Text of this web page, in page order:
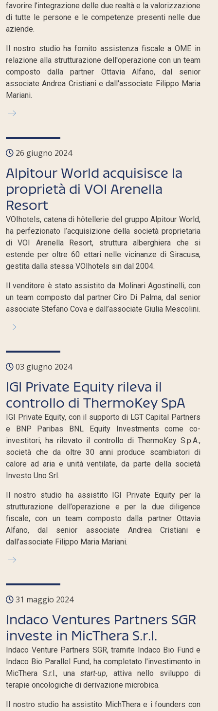
favorire l’integrazione delle due realtà e la valorizzazione
di tutte le persone e le competenze presenti nelle due
aziende.
Il nostro studio ha fornito assistenza fiscale a OME in
relazione alla strutturazione dell'operazione con un team
composto dalla partner Ottavia Alfano, dal senior
associate Andrea Cristiani e dall'associate Filippo Maria
Mariani.
26 giugno 2024
Alpitour World acquisisce la
proprietà di VOI Arenella
Resort
VOIhotels, catena di hôtellerie del gruppo Alpitour World,
ha perfezionato l’acquisizione della società proprietaria
di VOI Arenella Resort, struttura alberghiera che si
estende per oltre 60 ettari nelle vicinanze di Siracusa,
gestita dalla stessa VOIhotels sin dal 2004.
Il venditore è stato assistito da Molinari Agostinelli, con
un team composto dal partner Ciro Di Palma, dal senior
associate Stefano Cova e dall’associate Giulia Mescolini.
03 giugno 2024
IGI Private Equity rileva il
controllo di ThermoKey SpA
IGI Private Equity, con il supporto di LGT Capital Partners
e BNP Paribas BNL Equity Investments come co-
investitori, ha rilevato il controllo di ThermoKey S.p.A.,
società che da oltre 30 anni produce scambiatori di
calore ad aria e unità ventilate, da parte della società
Investo Uno Srl.
Il nostro studio ha assistito IGI Private Equity per la
strutturazione dell’operazione e per la due diligence
fiscale, con un team composto dalla partner Ottavia
Alfano, dal senior associate Andrea Cristiani e
dall’associate Filippo Maria Mariani.
31 maggio 2024
Indaco Ventures Partners SGR
investe in MicThera S.r.l.
Indaco Venture Partners SGR, tramite Indaco Bio Fund e
Indaco Bio Parallel Fund, ha completato l'investimento in
MicThera S.r.l., unastart-up, attiva nello sviluppo di
terapie oncologiche di derivazione microbica.
Il nostro studio ha assistito MichThera e i founders con